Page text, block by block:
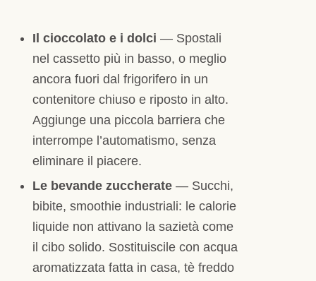
Il cioccolato e i dolci — Spostali
nel cassetto più in basso, o meglio
ancora fuori dal frigorifero in un
contenitore chiuso e riposto in alto.
Aggiunge una piccola barriera che
interrompe l’automatismo, senza
eliminare il piacere.
Le bevande zuccherate — Succhi,
bibite, smoothie industriali: le calorie
liquide non attivano la sazietà come
il cibo solido. Sostituiscile con acqua
aromatizzata fatta in casa, tè freddo